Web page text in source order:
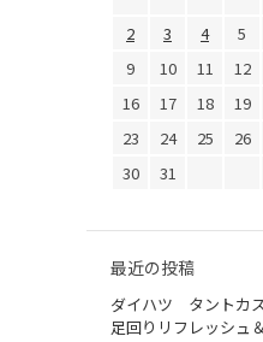
2
3 4 5
9
10 11 12
16
17 18 19
23
24 25 26
30
31
最近の投稿
ダイハツ タントカ
足回りリフレッシュ